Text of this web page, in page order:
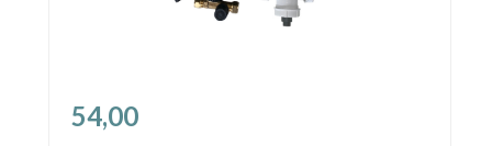
54,00